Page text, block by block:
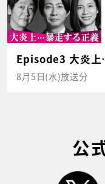
Episode3 大炎
8月5日(水)放送分
公